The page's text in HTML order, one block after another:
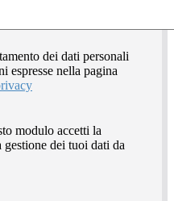
dei dati personali
espresse nella pagina
modulo accetti la
gestione dei tuoi dati da